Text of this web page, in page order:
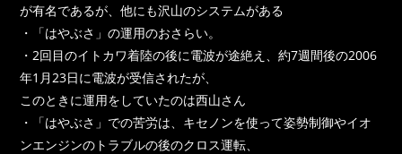
が有名であるが、他にも沢山のシステムがある
・「はやぶさ」の運用のおさらい。
・2回目のイトカワ着陸の後に電波が途絶え、約7週間後の2006
年1月23日に電波が受信されたが、
このときに運用をしていたのは西山さん
・「はやぶさ」での苦労は、キセノンを使って姿勢制御やイオ
ンエンジンのトラブルの後のクロス運転、